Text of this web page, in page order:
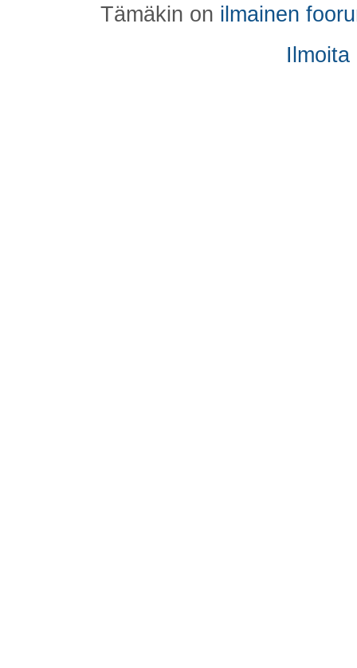
Tämäkin on ilmainen